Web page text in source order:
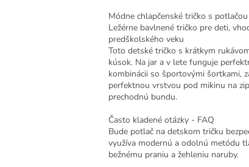
Módne chlapčenské tričko s
Ležérne bavlnené tričko pre deti,
predškolského veku
Toto detské tričko s krátkym
kúsok. Na jar a v lete funguje
kombinácii so športovými šortkami,
perfektnou vrstvou pod mikinu na
prechodnú bundu.
Často kladené otázky - FAQ
Bude potlač na detskom tričku
využíva modernú a odolnú metódu
bežnému praniu a žehleniu naruby.